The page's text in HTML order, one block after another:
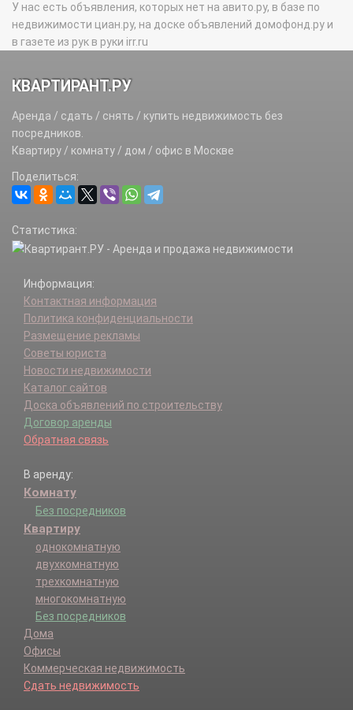
У нас есть объявления, которых нет на авито.ру, в базе по
недвижимости циан.ру, на доске объявлений домофонд.ру и
в газете из рук в руки irr.ru
КВАРТИРАНТ.РУ
Аренда / сдать / снять / купить недвижимость без
посредников.
Квартиру / комнату / дом / офис в Москве
Поделиться:
Статистика:
Информация:
Контактная информация
Политика конфиденциальности
Размещение рекламы
Советы юриста
Новости недвижимости
Каталог сайтов
Доска объявлений по строительству
Договор аренды
Обратная связь
В аренду:
Комнату
Без посредников
Квартиру
однокомнатную
двухкомнатную
трехкомнатную
многокомнатную
Без посредников
Дома
Офисы
Коммерческая недвижимость
Сдать недвижимость